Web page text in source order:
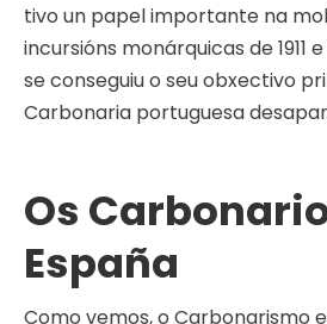
tivo un papel importante na
incursións monárquicas de 1911 e
se conseguiu o seu obxectivo
Carbonaria portuguesa
Os
España
Como vemos, o Carbonarismo